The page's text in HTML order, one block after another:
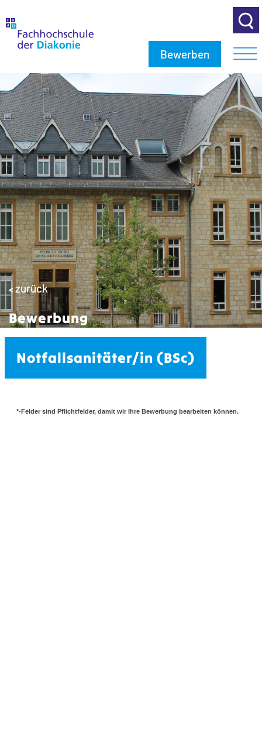
Bewerben
< zurück
Bewerbung
Notfallsanitäter/in (BSc)
*-Felder sind Pflichtfelder, damit wir Ihre Bewerbung bearbeiten können.